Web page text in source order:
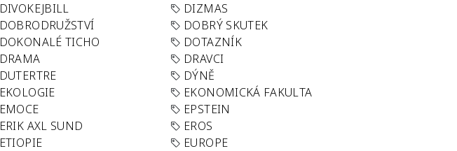
DIVOKEJBILL
DIZMAS
DOBRODRUŽSTVÍ
DOBRÝ SKUTEK
DOKONALÉ TICHO
DOTAZNÍK
DRAMA
DRAVCI
DUTERTRE
DÝNĚ
EKOLOGIE
EKONOMICKÁ FAKULTA
EMOCE
EPSTEIN
ERIK AXL SUND
EROS
ETIOPIE
EUROPE